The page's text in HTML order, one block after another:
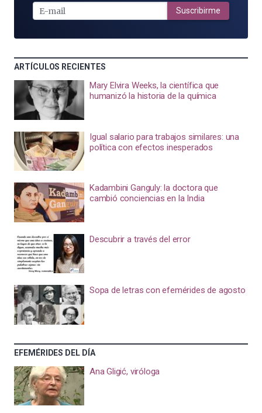
MAIL
Suscribirme
ARTÍCULOS RECIENTES
Mary Elvira Weeks, la científica que
humanizó la historia de la química
Igual salario para trabajos similares: una
política con efectos inesperados
Kadambini Ganguly: la doctora que
cambió conciencias en la India
Descubrir a través del error
Sopa de letras con efemérides de agosto
EFEMÉRIDES DEL DÍA
Ana Gligić, viróloga